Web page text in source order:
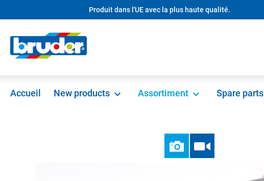
Passer à la navigation principale
Produit dans l'UE avec la plus haute qualité.
Accueil New products Assortiment Spare parts